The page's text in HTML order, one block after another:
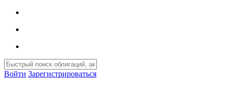
Войти Зарегистрироваться